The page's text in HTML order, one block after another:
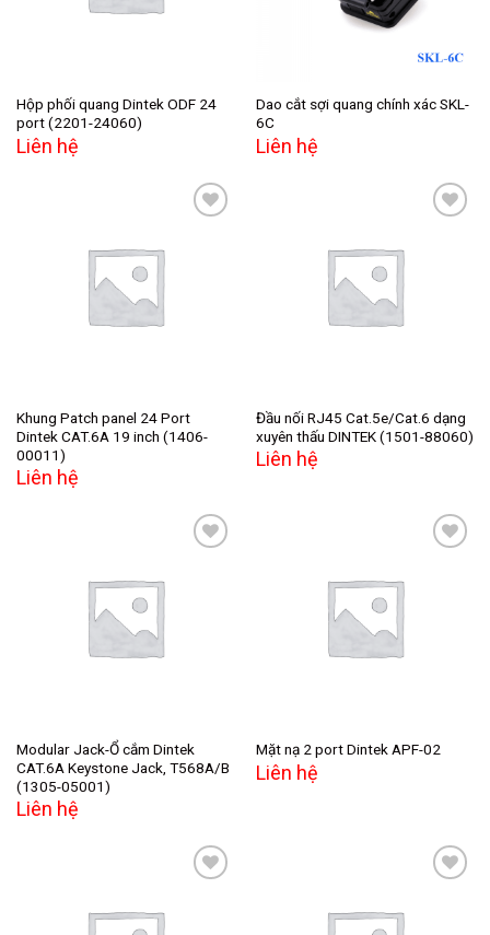
Hộp phối quang Dintek ODF 24
port (2201-24060)
Liên hệ
Dao cắt sợi quang chính xác SKL-
6C
Liên hệ
Khung Patch panel 24 Port
Dintek CAT.6A 19 inch (1406-
00011)
Liên hệ
Đầu nối RJ45 Cat.5e/Cat.6 dạng
xuyên thấu DINTEK (1501-88060)
Liên hệ
Modular Jack-Ổ cắm Dintek
CAT.6A Keystone Jack, T568A/B
(1305-05001)
Liên hệ
Mặt nạ 2 port Dintek APF-02
Liên hệ